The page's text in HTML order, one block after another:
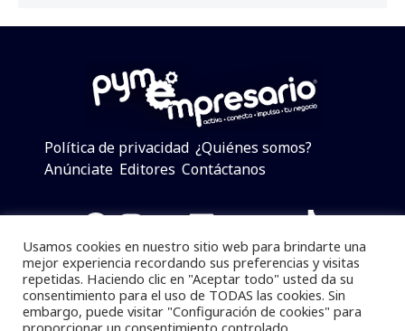
Política de privacidad ¿Quiénes somos?
Anúnciate Editores Contáctanos
Facebook
Instagram
Twitter
LinkedIn
Telegram
YouTube
TikTok
Pymempresario © 2025 Todos los derechos reservados.
Usamos cookies en nuestro sitio web para brindarte una
mejor experiencia recordando sus preferencias y visitas
repetidas. Haciendo clic en "Aceptar todo" usted da su
consentimiento para el uso de TODAS las cookies. Sin
embargo, puede visitar "Configuración de cookies" para
proporcionar un consentimiento controlado.